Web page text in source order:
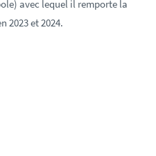
avec lequel il remporte la
2023 et 2024.